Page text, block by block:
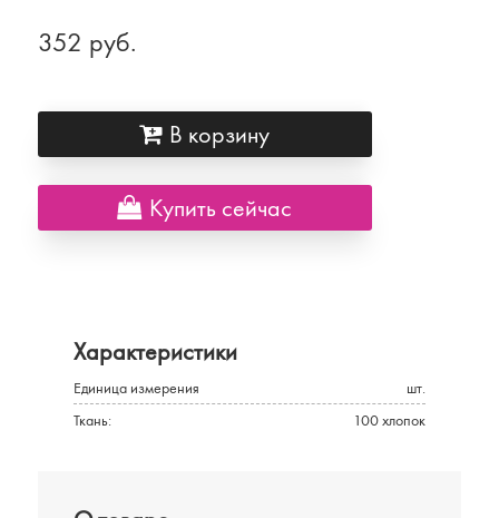
352 руб.
В корзину
Купить сейчас
Характеристики
Единица измерения
шт.
Ткань:
100 хлопок